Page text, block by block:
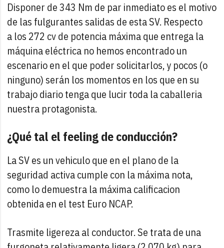
Disponer de 343 Nm de par inmediato es el motivo
de las fulgurantes salidas de esta SV. Respecto
a los 272 cv de potencia máxima que entrega la
máquina eléctrica no hemos encontrado un
escenario en el que poder solicitarlos, y pocos (o
ninguno) serán los momentos en los que en su
trabajo diario tenga que lucir toda la caballeria
nuestra protagonista.
¿Qué tal el feeling de conducción?
La SV es un vehiculo que en el plano de la
seguridad activa cumple con la máxima nota,
como lo demuestra la máxima calificacion
obtenida en el test Euro NCAP.
Trasmite ligereza al conductor. Se trata de una